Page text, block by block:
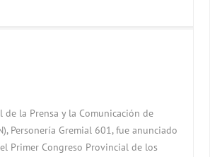
de la Prensa y la Comunicación de
Personería Gremial 601, fue anunciado
Primer Congreso Provincial de los